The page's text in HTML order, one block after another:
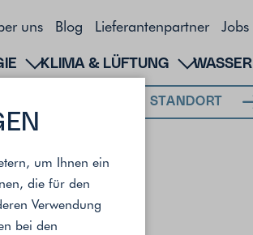
um Ihnen ein
die für den
Verwendung
bei den
uns Blog Lieferantenpartner Jobs
KLIMA & LÜFTUNG WASSER
MEIN STANDORT